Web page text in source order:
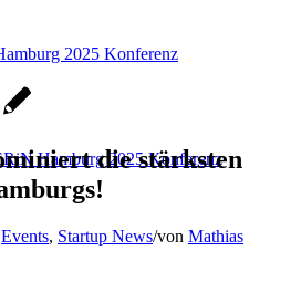
2025 Konferenz
Hamburg 2025 Konferenz
die stärksten
Events, Startup News/von Mathias